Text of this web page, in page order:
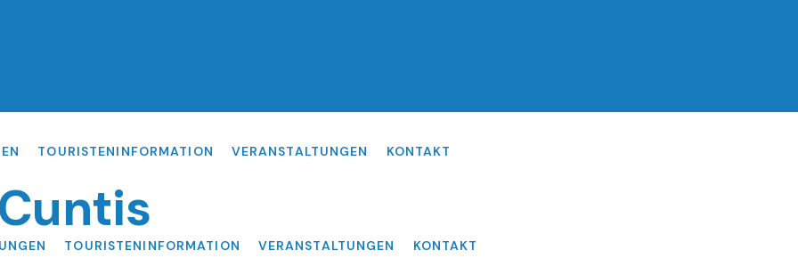
TOURISTENINFORMATION VERANSTALTUNGEN KONTAKT
TOURISTENINFORMATION VERANSTALTUNGEN KONTAKT